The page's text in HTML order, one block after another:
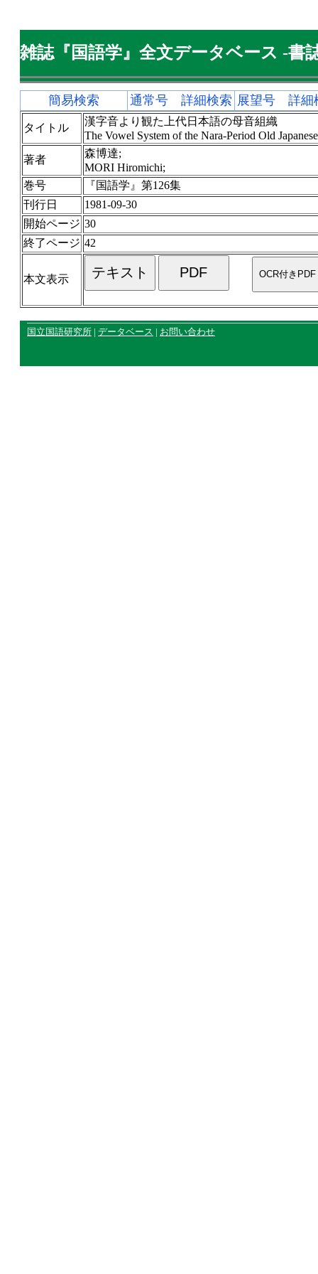
雑誌『国語学』全文データベース -書
簡易検索 通常号 詳細検索 展望号 詳細
タイトル
漢字音より観た上代日本語の母音組織
The Vowel System of the Nara-Period Old Japanese
著者
森博達;
MORI Hiromichi;
巻号
『国語学』第126集
刊行日
1981-09-30
開始ページ 30
終了ページ 42
本文表示
国立国語研究所 | データベース | お問い合わせ